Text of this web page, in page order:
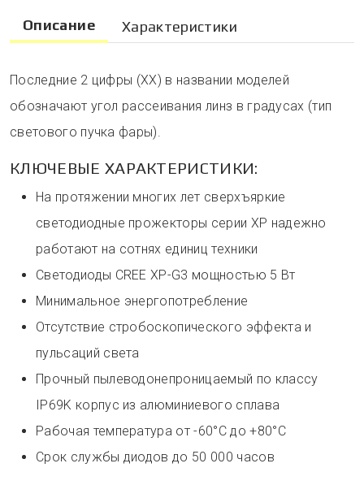
Описание Характеристики
Последние 2 цифры (XX) в названии моделей
обозначают угол рассеивания линз в градусах (тип
светового пучка фары).
КЛЮЧЕВЫЕ ХАРАКТЕРИСТИКИ:
На протяжении многих лет сверхъяркие
светодиодные прожекторы серии ХР надежно
работают на сотнях единиц техники
Светодиоды CREE XP-G3 мощностью 5 Вт
Минимальное энергопотребление
Отсутствие стробоскопического эффекта и
пульсаций света
Прочный пылеводонепроницаемый по классу
IP69K корпус из алюминиевого сплава
Рабочая температура от -60°C до +80°С
Срок службы диодов до 50 000 часов